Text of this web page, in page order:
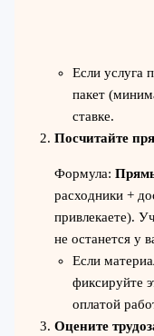
Если услуга
пакет
ставке.
Посчитайте
Формула:
расходники +
привлекаете).
не останется у
Если
фиксируйте
оплатой
Оцените